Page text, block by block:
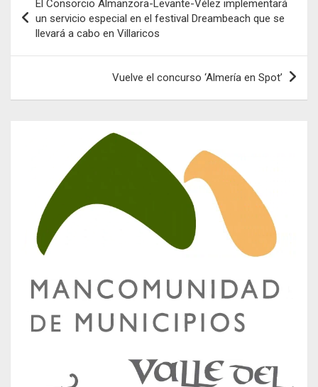
de
entradas
El Consorcio Almanzora-Levante-Vélez implementará
un servicio especial en el festival Dreambeach que se
llevará a cabo en Villaricos
Vuelve el concurso ‘Almería en Spot’